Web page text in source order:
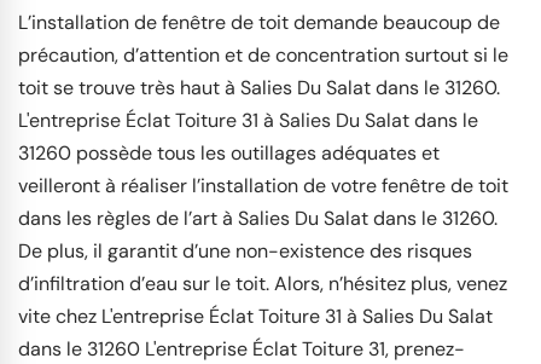
L’installation de fenêtre de toit demande beaucoup de
précaution, d’attention et de concentration surtout si le
toit se trouve très haut à Salies Du Salat dans le 31260.
L'entreprise Éclat Toiture 31 à Salies Du Salat dans le
31260 possède tous les outillages adéquates et
veilleront à réaliser l’installation de votre fenêtre de toit
dans les règles de l’art à Salies Du Salat dans le 31260.
De plus, il garantit d’une non-existence des risques
d’infiltration d’eau sur le toit. Alors, n’hésitez plus, venez
vite chez L'entreprise Éclat Toiture 31 à Salies Du Salat
dans le 31260 L'entreprise Éclat Toiture 31, prenez-